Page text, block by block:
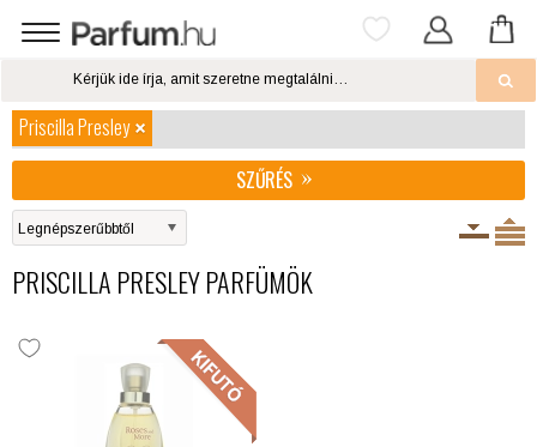
Priscilla Presley
SZŰRÉS
PRISCILLA PRESLEY PARFÜMÖK